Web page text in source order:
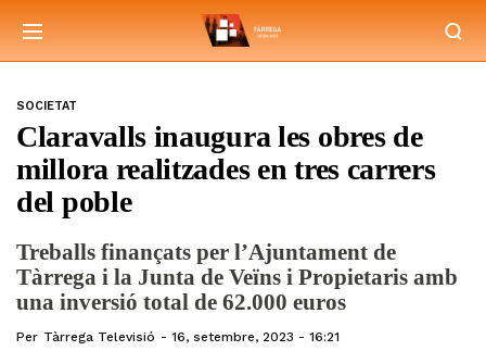
SOCIETAT
Claravalls inaugura les obres de
millora realitzades en tres carrers
del poble
Treballs finançats per l’Ajuntament de
Tàrrega i la Junta de Veïns i Propietaris amb
una inversió total de 62.000 euros
Per Tàrrega Televisió 16, setembre, 2023 - 16:21